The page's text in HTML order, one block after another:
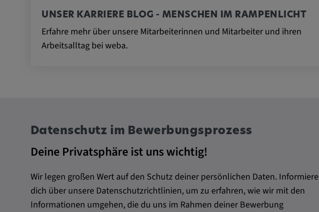
UNSER KARRIERE BLOG - MENSCHEN IM RAMPENLICHT
Erfahre mehr über unsere Mitarbeiterinnen und Mitarbeiter und ihren
Arbeitsalltag bei weba.
Datenschutz im Bewerbungsprozess
Deine Privatsphäre ist uns wichtig!
Wir legen großen Wert auf den Schutz deiner persönlichen Daten. Informiere
dich über unsere Datenschutzrichtlinien, um zu erfahren, wie wir mit den
Informationen umgehen, die du uns im Rahmen deiner Bewerbung
Statistik Cookies sammeln anonyme Informationen über das
Nutzerverhalten. Diese Informationen helfen uns, das Verhalten
unserer Nutzer auf unserer Webseite besser zu verstehen.
Zweck:
Diese Cookies werden genutzt, um das
Verhalten der Besucher auf der Website
festzuhalten.
Cookie Laufzeit: 13 Monate, 30 Minuten